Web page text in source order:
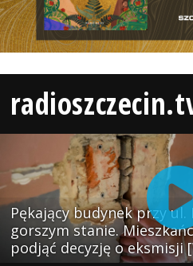
Pękający budynek przy ul.
gorszym stanie.
podjąć decyzję o eksmisji